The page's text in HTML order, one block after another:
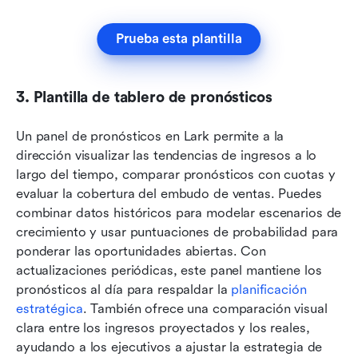
Prueba esta plantilla
3. Plantilla de tablero de pronósticos
Un panel de pronósticos en Lark permite a la
dirección visualizar las tendencias de ingresos a lo
largo del tiempo, comparar pronósticos con cuotas y
evaluar la cobertura del embudo de ventas. Puedes
combinar datos históricos para modelar escenarios de
crecimiento y usar puntuaciones de probabilidad para
ponderar las oportunidades abiertas. Con
actualizaciones periódicas, este panel mantiene los
pronósticos al día para respaldar la planificación
estratégica. También ofrece una comparación visual
clara entre los ingresos proyectados y los reales,
ayudando a los ejecutivos a ajustar la estrategia de